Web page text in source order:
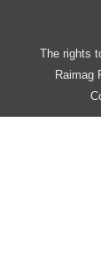
The rights
Raimag